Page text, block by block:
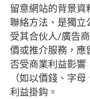
留意網站的背景資
聯絡方法、是獨立
受其合伙人/廣告
價或推介服務，應
否受商業利益影
（如以價錢、字
利益掛鈎。